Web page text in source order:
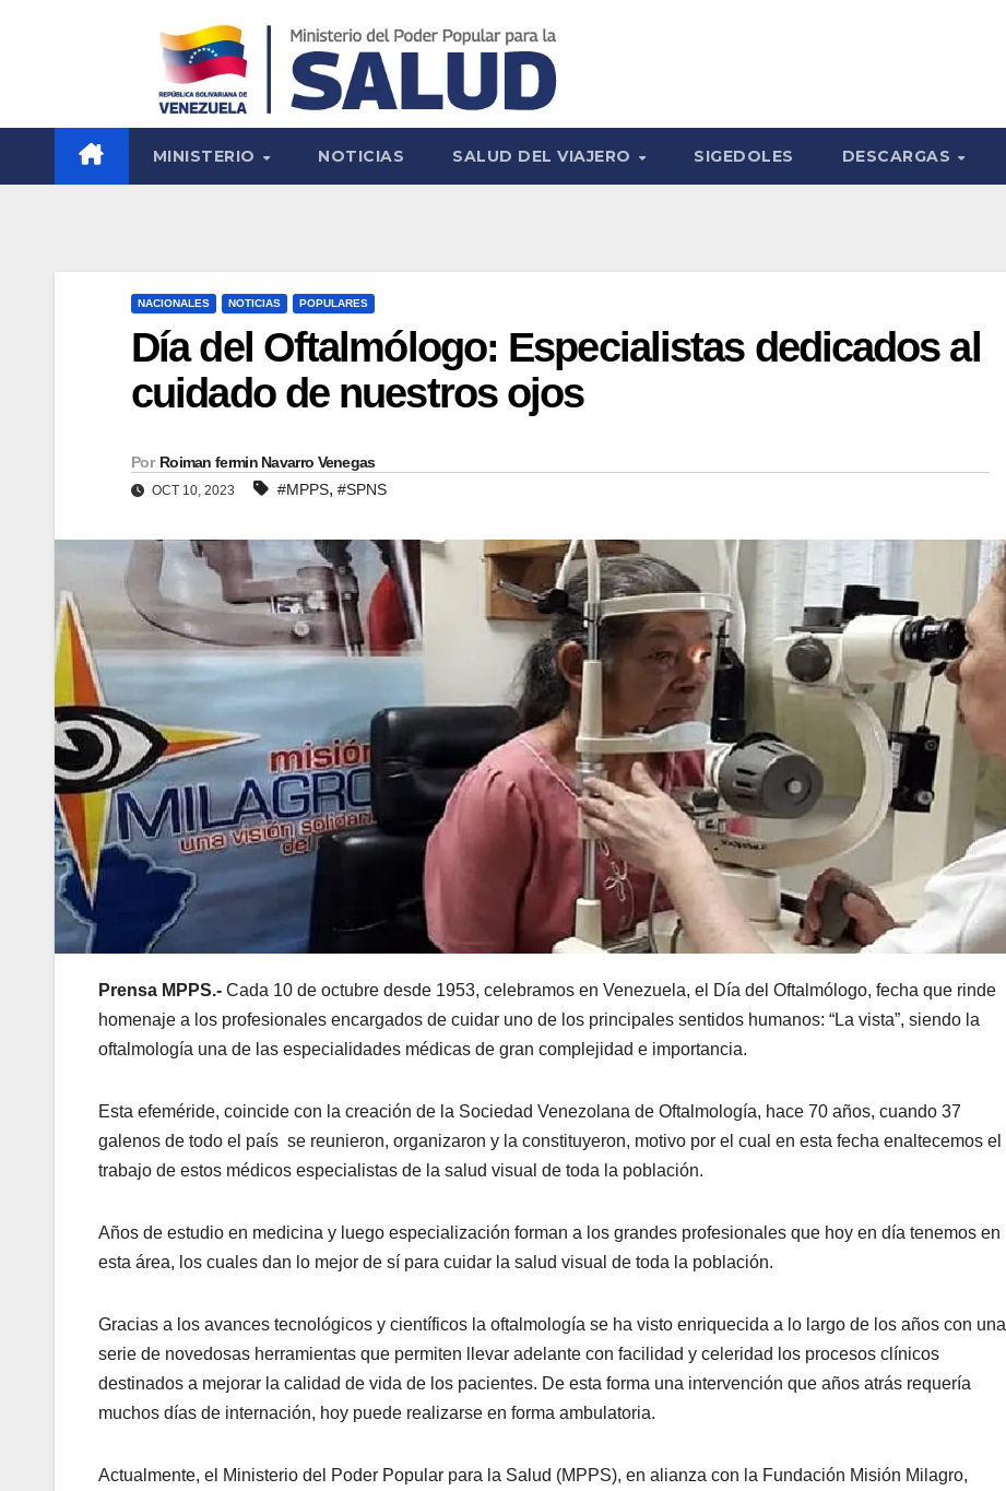
MINISTERIO NOTICIAS SALUD DEL VIAJERO SIGEDOLES DESCARGAS
NACIONALES NOTICIAS POPULARES
Día del Oftalmólogo: Especialistas dedicados al
cuidado de nuestros ojos
Por Roiman fermin Navarro Venegas
OCT 10, 2023 #MPPS, #SPNS
Prensa MPPS.- Cada 10 de octubre desde 1953, celebramos en Venezuela, el Día del Oftalmólogo, fecha que rinde
homenaje a los profesionales encargados de cuidar uno de los principales sentidos humanos: “La vista”, siendo la
oftalmología una de las especialidades médicas de gran complejidad e importancia.
Esta efeméride, coincide con la creación de la Sociedad Venezolana de Oftalmología, hace 70 años, cuando 37
galenos de todo el país se reunieron, organizaron y la constituyeron, motivo por el cual en esta fecha enaltecemos el
trabajo de estos médicos especialistas de la salud visual de toda la población.
Años de estudio en medicina y luego especialización forman a los grandes profesionales que hoy en día tenemos en
esta área, los cuales dan lo mejor de sí para cuidar la salud visual de toda la población.
Gracias a los avances tecnológicos y científicos la oftalmología se ha visto enriquecida a lo largo de los años con una
serie de novedosas herramientas que permiten llevar adelante con facilidad y celeridad los procesos clínicos
destinados a mejorar la calidad de vida de los pacientes. De esta forma una intervención que años atrás requería
muchos días de internación, hoy puede realizarse en forma ambulatoria.
Actualmente, el Ministerio del Poder Popular para la Salud (MPPS), en alianza con la Fundación Misión Milagro,